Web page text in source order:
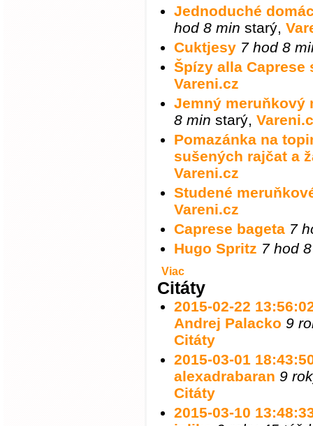
Jednoduché
hod 8 min starý,
Cuktjesy 7 hod 8
Špízy alla Caprese
Vareni.cz
Jemný meruňkový
8 min starý,
Pomazánka na
sušených rajčat a
Vareni.cz
Studené
Vareni.cz
Caprese bageta 7
Hugo Spritz 7 hod
Viac
Citáty
2015-02-22
Andrej Palacko 9
Citáty
2015-03-01
alexadrabaran 9
Citáty
2015-03-10